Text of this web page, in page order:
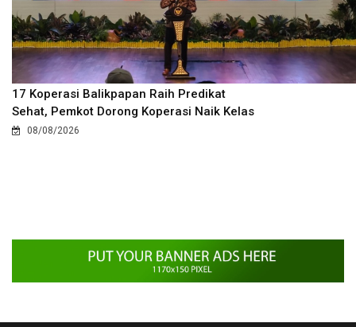
17 Koperasi Balikpapan Raih Predikat
Sehat, Pemkot Dorong Koperasi Naik Kelas
08/08/2026